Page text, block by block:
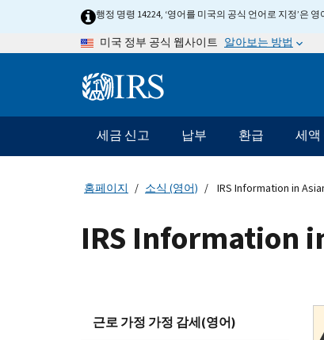
행정 명령 14224, ‘영어를 미국의 공식 언어로 지정’은
미국 정부 공식 웹사이트 알아보는 방법
Information
메
인
네
게
이
세금 신고 납부 환급 세액
홈페이지 소식 (영어) IRS Information in
IRS Information
근로 가정 가정 감세(영어)